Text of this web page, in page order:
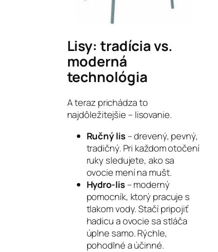
Lisy: tradícia vs.
moderná
technológia
A teraz prichádza to
najdôležitejšie – lisovanie.
Ručný lis– drevený, pevný,
tradičný. Pri každom otočení
ruky sledujete, ako sa
ovocie mení na mušt.
Hydro-lis– moderný
pomocník, ktorý pracuje s
tlakom vody. Stačí pripojiť
hadicu a ovocie sa stláča
úplne samo. Rýchle,
pohodlné a účinné.